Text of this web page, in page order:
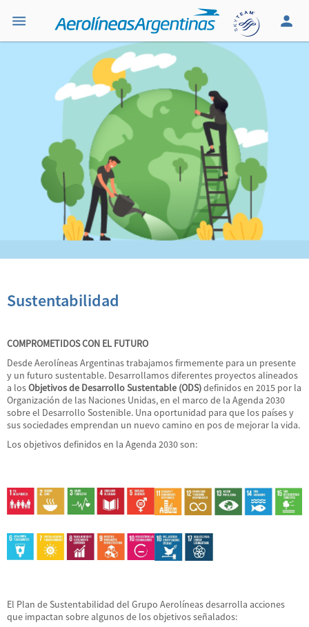
Sustentabilidad
COMPROMETIDOS CON EL FUTURO
Desde Aerolíneas Argentinas trabajamos firmemente para un presente
y un futuro sustentable. Desarrollamos diferentes proyectos alineados
a losObjetivos de Desarrollo Sustentable (ODS)definidos en 2015 por la
Organización de las Naciones Unidas, en el marco de la Agenda 2030
sobre el Desarrollo Sostenible. Una oportunidad para que los países y
sus sociedades emprendan un nuevo camino en pos de mejorar la vida.
Los objetivos definidos en la Agenda 2030 son:
El Plan de Sustentabilidad del Grupo Aerolíneas desarrolla acciones
que impactan sobre algunos de los objetivos señalados: